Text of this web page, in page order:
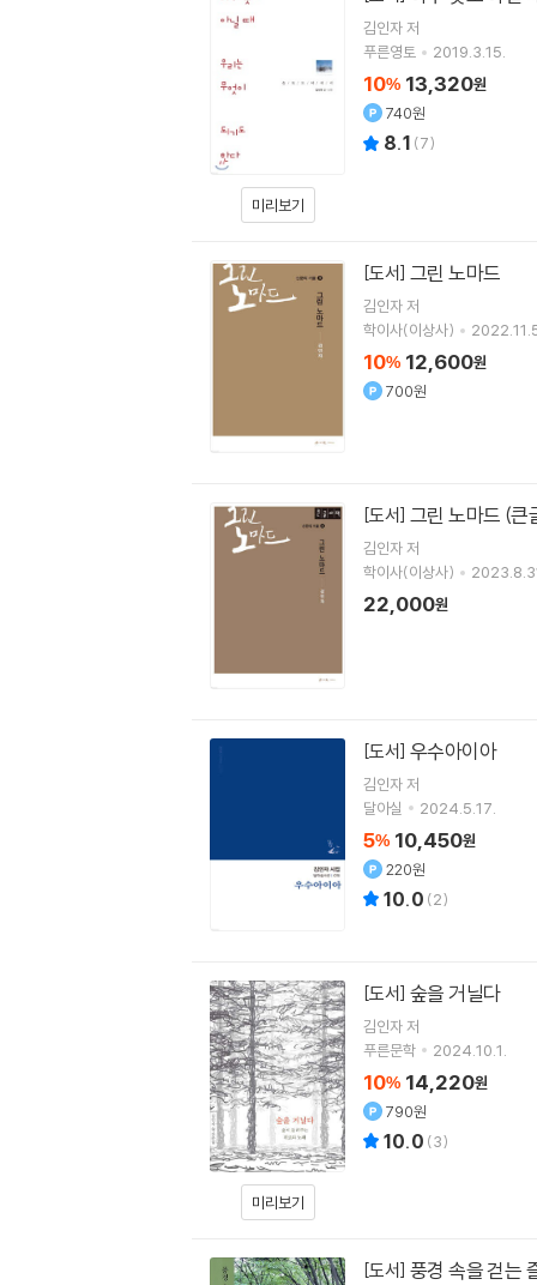
미리보기
김인자저
푸른영토
2019.3.15.
10% 13,320원
740원
8.1 (7)
[도서] 그린 노마드
김인자저
학이사(이상사)
10% 12,600원
700원
[도서] 그린 노마드 (큰
김인자저
학이사(이상사)
22,000원
[도서] 우수아이아
김인자저
달아실
2024.5.17.
5% 10,450원
220원
10.0 (2)
미리보기
[도서] 숲을 거닐다
김인자저
푸른문학
2024.10.1.
10% 14,220원
790원
10.0 (3)
[도서] 풍경 속을 걷는